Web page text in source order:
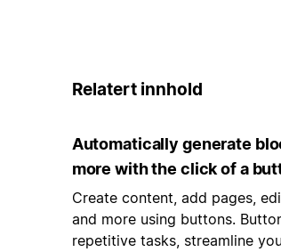
Relatert innhold
Automatically generate
more with the click of a
Create content, add pages,
and more using buttons.
repetitive tasks, streamline